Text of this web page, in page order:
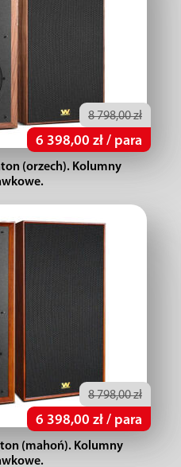
8 798,00 zł
6 398,00 zł / para
(orzech). Kolumny
8 798,00 zł
6 398,00 zł / para
(mahoń). Kolumny